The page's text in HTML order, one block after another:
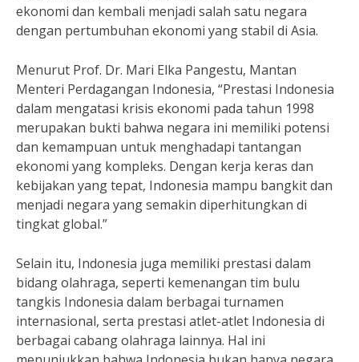
ekonomi dan kembali menjadi salah satu negara
dengan pertumbuhan ekonomi yang stabil di Asia.
Menurut Prof. Dr. Mari Elka Pangestu, Mantan
Menteri Perdagangan Indonesia, “Prestasi Indonesia
dalam mengatasi krisis ekonomi pada tahun 1998
merupakan bukti bahwa negara ini memiliki potensi
dan kemampuan untuk menghadapi tantangan
ekonomi yang kompleks. Dengan kerja keras dan
kebijakan yang tepat, Indonesia mampu bangkit dan
menjadi negara yang semakin diperhitungkan di
tingkat global.”
Selain itu, Indonesia juga memiliki prestasi dalam
bidang olahraga, seperti kemenangan tim bulu
tangkis Indonesia dalam berbagai turnamen
internasional, serta prestasi atlet-atlet Indonesia di
berbagai cabang olahraga lainnya. Hal ini